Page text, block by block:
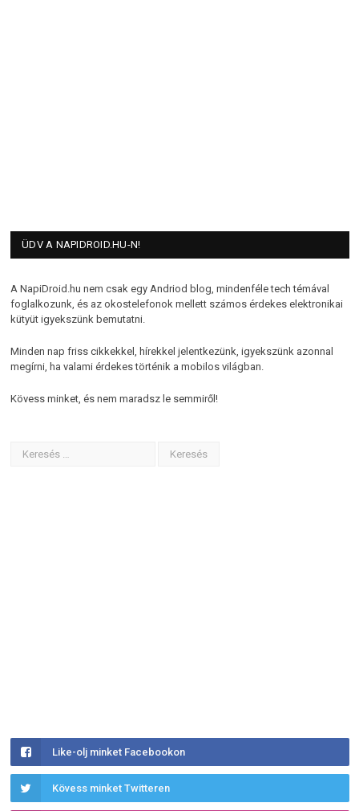
ÜDV A NAPIDROID.HU-N!
A NapiDroid.hu nem csak egy Andriod blog, mindenféle tech témával
foglalkozunk, és az okostelefonok mellett számos érdekes elektronikai
kütyüt igyekszünk bemutatni.
Minden nap friss cikkekkel, hírekkel jelentkezünk, igyekszünk azonnal
megírni, ha valami érdekes történik a mobilos világban.
Kövess minket, és nem maradsz le semmiről!
Like-olj minket Facebookon
Kövess minket Twitteren